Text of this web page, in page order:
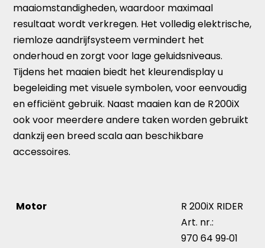
maaiomstandigheden, waardoor maximaal
resultaat wordt verkregen. Het volledig elektrische,
riemloze aandrijfsysteem vermindert het
onderhoud en zorgt voor lage geluidsniveaus.
Tijdens het maaien biedt het kleurendisplay u
begeleiding met visuele symbolen, voor eenvoudig
en efficiënt gebruik. Naast maaien kan de R 200iX
ook voor meerdere andere taken worden gebruikt
dankzij een breed scala aan beschikbare
accessoires.
Motor
R 200iX RIDER
Art. nr.:
970 64 99‑01